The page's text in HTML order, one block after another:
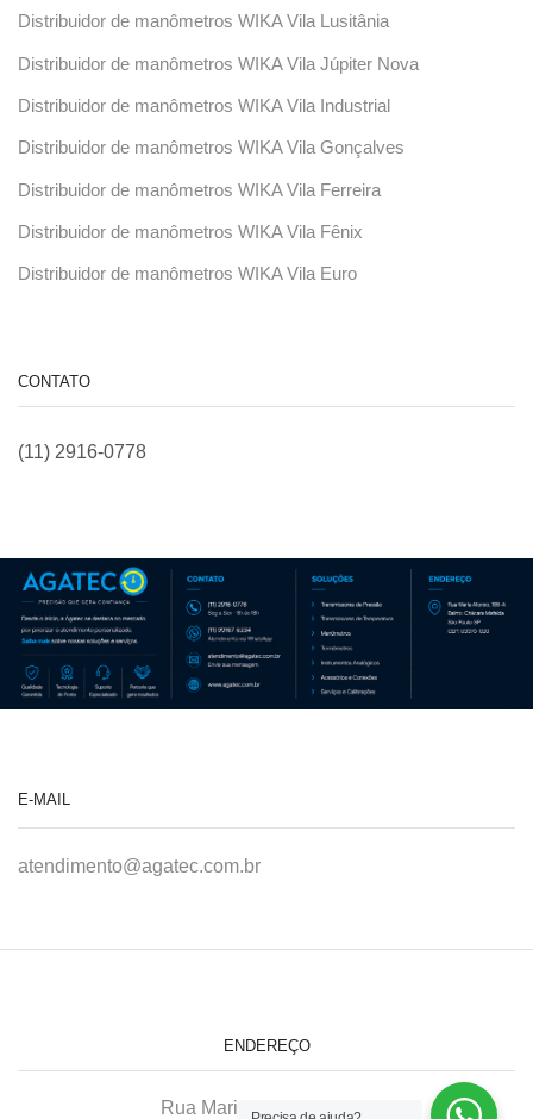
Distribuidor de manômetros WIKA Vila Lusitânia
Distribuidor de manômetros WIKA Vila Júpiter Nova
Distribuidor de manômetros WIKA Vila Industrial
Distribuidor de manômetros WIKA Vila Gonçalves
Distribuidor de manômetros WIKA Vila Ferreira
Distribuidor de manômetros WIKA Vila Fênix
Distribuidor de manômetros WIKA Vila Euro
CONTATO
(11) 2916-0778
E-MAIL
atendimento@agatec.com.br
ENDEREÇO
Rua Maria Afonso, 166-A